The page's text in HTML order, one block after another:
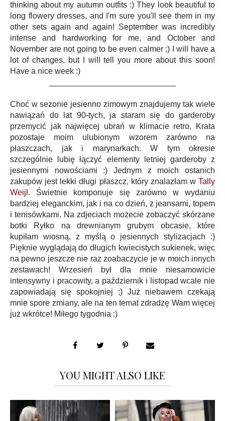
thinking about my autumn outfits :) They look beautiful to
long flowery dresses, and I'm sure you'll see them in my
other sets again and again! September was incredibly
intense and hardworking for me, and October and
November are not going to be even calmer ;) I will have a
lot of changes, but I will tell you more about this soon!
Have a nice week :)
Choć w sezonie jesienno zimowym znajdujemy tak wiele
nawiązań do lat 90-tych, ja staram się do garderoby
przemycić jak najwięcej ubrań w klimacie retro. Krata
pozostaje moim ulubionym wzorem zarówno na
płaszczach, jak i marynarkach. W tym okresie
szczególnie lubię łączyć elementy letniej garderoby z
jesiennymi nowościami :) Jednym z moich ostanich
zakupów jest lekki długi płaszcz, który znalazłam w Tally
Weijl . Świetnie komponuje się zarówno w wydaniu
bardziej eleganckim, jak i na co dzień, z jeansami, topem
i tenisówkami. Na zdjeciach możecie zobaczyć skórzane
botki Ryłko na drewnianym grubym obcasie, które
kupiłam wiosną, z myślą o jesiennych stylizacjach :)
Pięknie wyglądają do długich kwiecistych sukienek, więc
na pewno jeszcze nie raz zoabaczycie je w moich innych
zestawach! Wrzesień był dla mnie niesamowicie
intensywny i pracowity, a październik i listopad wcale nie
zapowiadają się spokojniej ;) Już niebawem czekają
mnie spore zmiany, ale na ten temat zdradzę Wam więcej
już wkrótce! Miłego tygodnia :)
YOU MIGHT ALSO LIKE